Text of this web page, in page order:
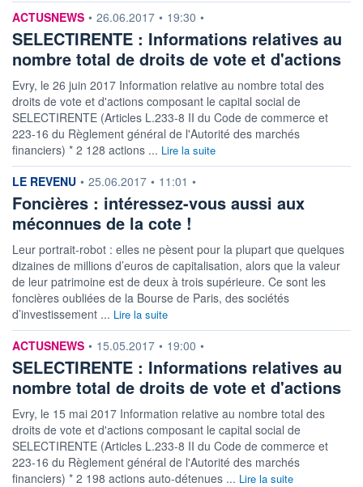
information fournie par
ACTUSNEWS • 26.06.2017 • 19:30 •
SELECTIRENTE : Informations relatives au
nombre total de droits de vote et d'actions
Evry, le 26 juin 2017 Information relative au nombre total des
droits de vote et d'actions composant le capital social de
SELECTIRENTE (Articles L.233-8 II du Code de commerce et
223-16 du Règlement général de l'Autorité des marchés
financiers) * 2 128 actions ... Lire la suite
information fournie par
LE REVENU • 25.06.2017 • 11:01 •
Foncières : intéressez-vous aussi aux
méconnues de la cote !
Leur portrait-robot : elles ne pèsent pour la plupart que quelques
dizaines de millions d’euros de capitalisation, alors que la valeur
de leur patrimoine est de deux à trois supérieure. Ce sont les
foncières oubliées de la Bourse de Paris, des sociétés
d’investissement ... Lire la suite
information fournie par
ACTUSNEWS • 15.05.2017 • 19:00 •
SELECTIRENTE : Informations relatives au
nombre total de droits de vote et d'actions
Evry, le 15 mai 2017 Information relative au nombre total des
droits de vote et d'actions composant le capital social de
SELECTIRENTE (Articles L.233-8 II du Code de commerce et
223-16 du Règlement général de l'Autorité des marchés
financiers) * 2 198 actions auto-détenues ... Lire la suite